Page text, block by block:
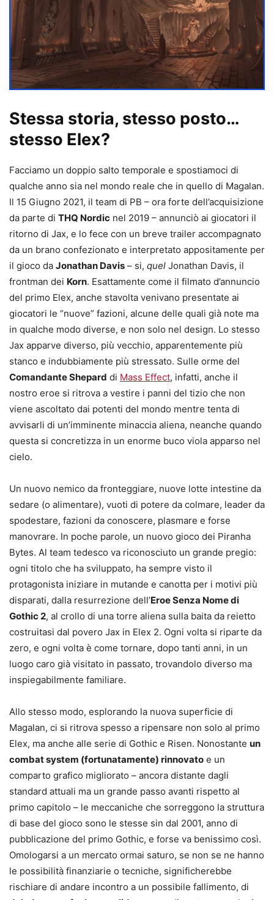
Stessa storia, stesso posto…
stesso Elex?
Facciamo un doppio salto temporale e spostiamoci di
qualche anno sia nel mondo reale che in quello di Magalan.
Il 15 Giugno 2021, il team di PB – ora forte dell’acquisizione
da parte di THQ Nordic nel 2019 – annunciò ai giocatori il
ritorno di Jax, e lo fece con un breve trailer accompagnato
da un brano confezionato e interpretato appositamente per
il gioco da Jonathan Davis – si, quel Jonathan Davis, il
frontman dei Korn. Esattamente come il filmato d’annuncio
del primo Elex, anche stavolta venivano presentate ai
giocatori le “nuove” fazioni, alcune delle quali già note ma
in qualche modo diverse, e non solo nel design. Lo stesso
Jax apparve diverso, più vecchio, apparentemente più
stanco e indubbiamente più stressato. Sulle orme del
Comandante Shepard di Mass Effect, infatti, anche il
nostro eroe si ritrova a vestire i panni del tizio che non
viene ascoltato dai potenti del mondo mentre tenta di
avvisarli di un’imminente minaccia aliena, neanche quando
questa si concretizza in un enorme buco viola apparso nel
cielo.
Un nuovo nemico da fronteggiare, nuove lotte intestine da
sedare (o alimentare), vuoti di potere da colmare, leader da
spodestare, fazioni da conoscere, plasmare e forse
manovrare. In poche parole, un nuovo gioco dei Piranha
Bytes. Al team tedesco va riconosciuto un grande pregio:
ogni titolo che ha sviluppato, ha sempre visto il
protagonista iniziare in mutande e canotta per i motivi più
disparati, dalla resurrezione dell’Eroe Senza Nome di
Gothic 2, al crollo di una torre aliena sulla baita da reietto
costruitasi dal povero Jax in Elex 2. Ogni volta si riparte da
zero, e ogni volta è come tornare, dopo tanti anni, in un
luogo caro già visitato in passato, trovandolo diverso ma
inspiegabilmente familiare.
Allo stesso modo, esplorando la nuova superficie di
Magalan, ci si ritrova spesso a ripensare non solo al primo
Elex, ma anche alle serie di Gothic e Risen. Nonostante un
combat system (fortunatamente) rinnovato e un
comparto grafico migliorato – ancora distante dagli
standard attuali ma un grande passo avanti rispetto al
primo capitolo – le meccaniche che sorreggono la struttura
di base del gioco sono le stesse sin dal 2001, anno di
pubblicazione del primo Gothic, e forse va benissimo così.
Omologarsi a un mercato ormai saturo, se non se ne hanno
le possibilità finanziarie o tecniche, significherebbe
rischiare di andare incontro a un possibile fallimento, di